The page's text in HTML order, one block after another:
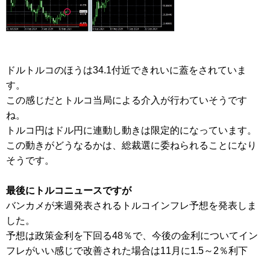
ドルトルコのほうは34.1付近できれいに蓋をされていま
す。
この感じだとトルコ当局による介入が行わていそうです
ね。
トルコ円はドル円に連動し動きは限定的になっています。
この動きがどうなるかは、総裁選に委ねられることになり
そうです。
最後にトルコニュースですが
バンカメが来週発表されるトルコインフレ予想を発表しま
した。
予想は政策金利を下回る48％で、今後の金利についてイン
フレがいい感じで改善された場合は11月に1.5～2％利下